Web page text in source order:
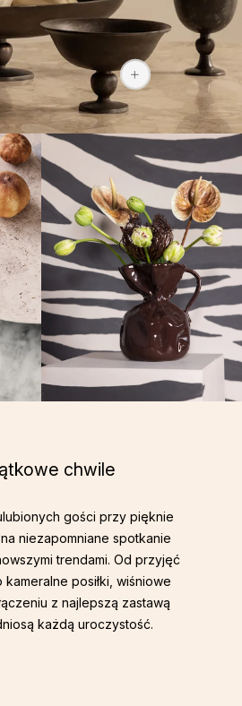
679 zł
chwile
gości przy pięknie
niezapomniane spotkanie
trendami. Od przyjęć
posiłki, wiśniowe
z najlepszą zastawą
każdą uroczystość.